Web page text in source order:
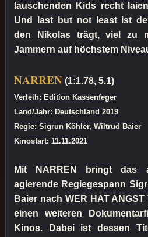
lauschenden Kids recht
Und last but not least ist
den Nikolas trägt, viel zu
Jammern auf höchstem
NARREN (1:1.78, 5.1)
Verleih: Edition Kassenfeger
Land/Jahr: Deutschland 2019
Regie: Sigrun Köhler, Wiltrud Baier
Kinostart: 11.11.2021
Mit NARREN bringt das
agierende Regiegespann
Baier nach WER HAT
einen weiteren
Kinos. Dabei ist dessen